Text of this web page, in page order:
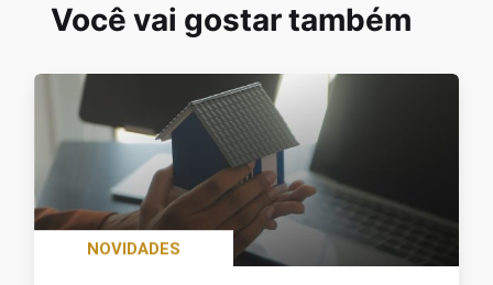
Você vai gostar também
NOVIDADES